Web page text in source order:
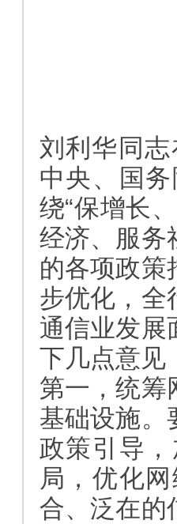
刘利华同
中央、国
绕“保增长
经济、服务
的各项政策
步优化，全
通信业发展
下几点意见
第一，统筹
基础设施。
政策引导
局，优化
合、泛在的